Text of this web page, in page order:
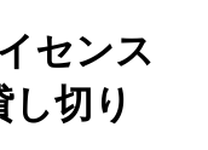
センス
切り